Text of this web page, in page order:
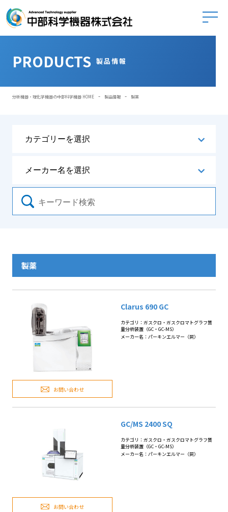
中部科
PRODUCTS 製品情報
分析機器・理化学機器の中部科学機器 HOME - 製品情報 - 製薬
製薬
Clarus 690 GC
カテゴリ：ガスクロ・ガスクロマトグラフ質
量分析装置（GC・GC-MS）
メーカー名：パーキンエルマー（同）
お問い合わせ
GC/MS 2400 SQ
カテゴリ：ガスクロ・ガスクロマトグラフ質
量分析装置（GC・GC-MS）
メーカー名：パーキンエルマー（同）
お問い合わせ